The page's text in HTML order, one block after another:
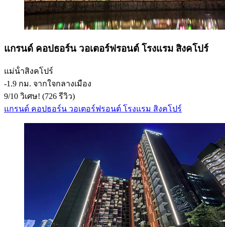
แกรนด์ คอปธอร์น วอเตอร์ฟรอนต์ โรงแรม สิงคโปร์
แม่น้ําสิงคโปร์
‐1.9 กม. จากใจกลางเมือง
9/10 วิเศษ! (726 รีวิว)
แกรนด์ คอปธอร์น วอเตอร์ฟรอนต์ โรงแรม สิงคโปร์